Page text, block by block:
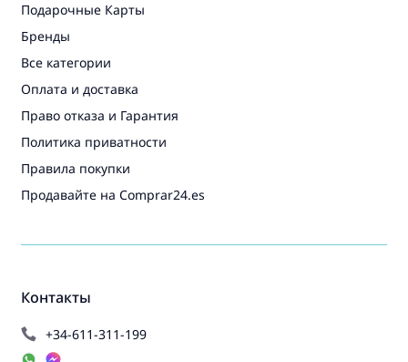
Контакты
+34-611-311-199
Подарочные Карты
Бренды
Все категории
Оплата и доставка
Право отказа и Гарантия
Политика приватности
Правила покупки
Продавайте на Comprar24.es